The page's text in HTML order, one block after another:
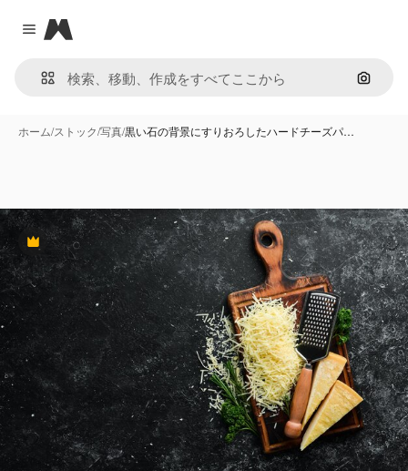
Close menu
Magnific
画像で
ホーム/ストック/写真/黒い石の背景にすりおろしたハードチーズパ…
Premium